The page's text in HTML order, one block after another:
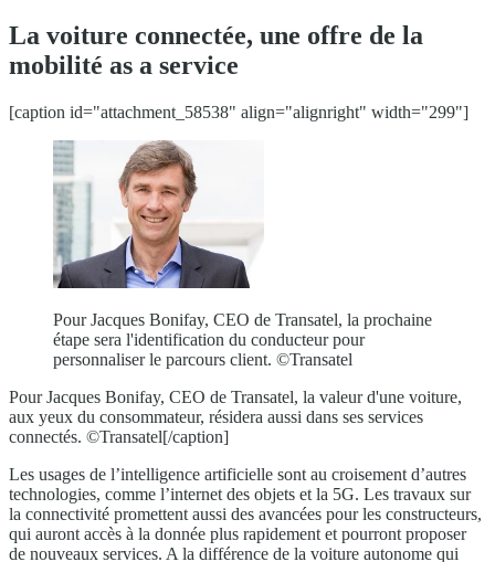
La voiture connectée, une offre de la
mobilité as a service
[caption id="attachment_58538" align="alignright" width="299"]
Pour Jacques Bonifay, CEO de Transatel, la prochaine
étape sera l'identification du conducteur pour
personnaliser le parcours client. ©Transatel
Pour Jacques Bonifay, CEO de Transatel, la valeur d'une voiture,
aux yeux du consommateur, résidera aussi dans ses services
connectés. ©Transatel[/caption]
Les usages de l’intelligence artificielle sont au croisement d’autres
technologies, comme l’internet des objets et la 5G. Les travaux sur
la connectivité promettent aussi des avancées pour les constructeurs,
qui auront accès à la donnée plus rapidement et pourront proposer
de nouveaux services. A la différence de la voiture autonome qui